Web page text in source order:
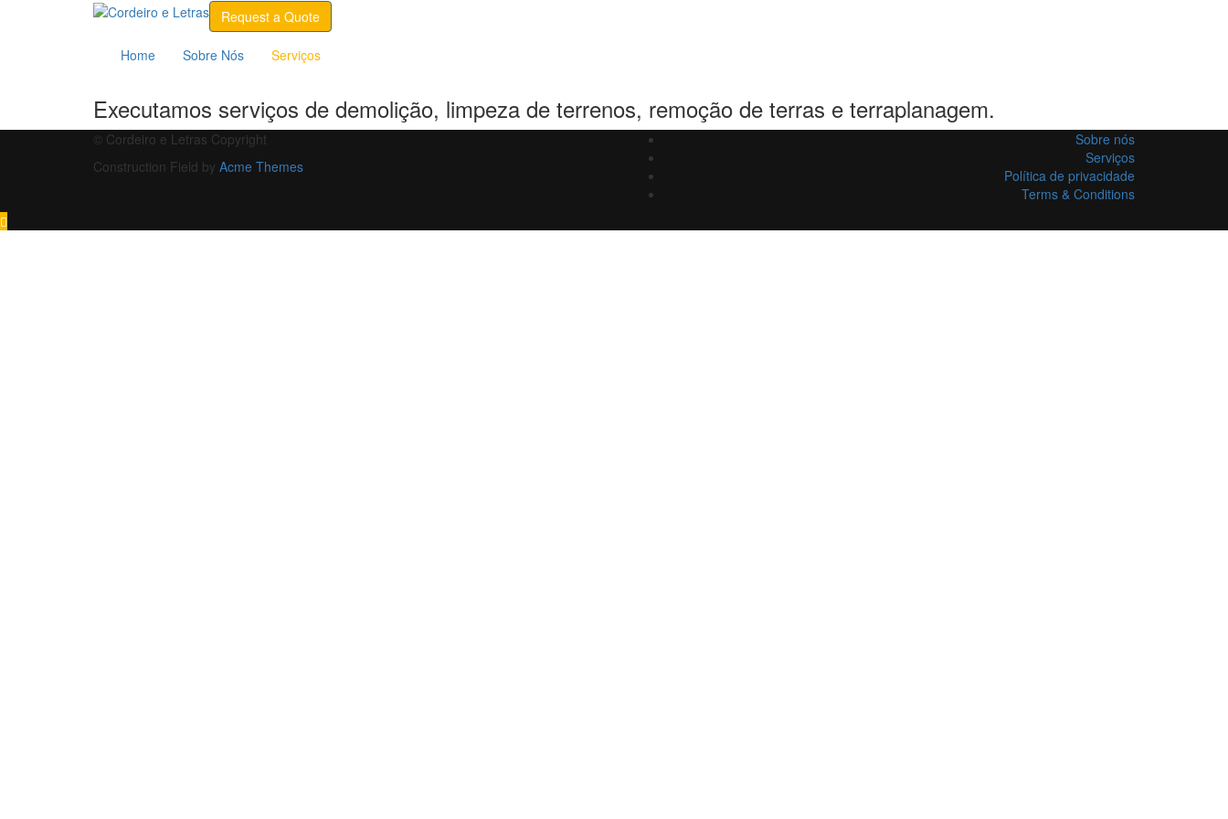
Request a Quote
Home Sobre Nós Serviços
Executamos serviços de demolição, limpeza de terrenos, remoção de terras e terraplanagem.
© Cordeiro e Letras Copyright
Construction Field by Acme Themes
Sobre nós
Serviços
Política de privacidade
Terms & Conditions